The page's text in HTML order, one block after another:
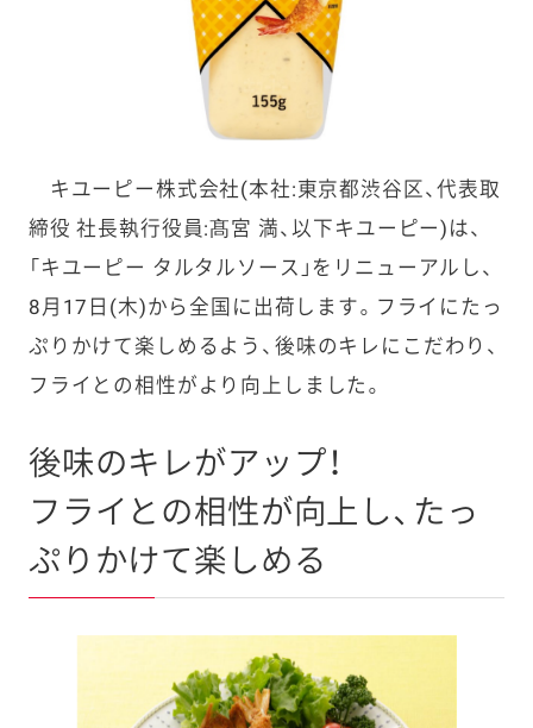
キユーピー株式会社(本社:東京都渋谷区、代表取
締役 社長執行役員:髙宮 満、以下キユーピー)は、
「キユーピー タルタルソース」をリニューアルし、
8月17日(木)から全国に出荷します。フライにたっ
ぷりかけて楽しめるよう、後味のキレにこだわり、
フライとの相性がより向上しました。
後味のキレがアップ！
フライとの相性が向上し、たっ
ぷりかけて楽しめる